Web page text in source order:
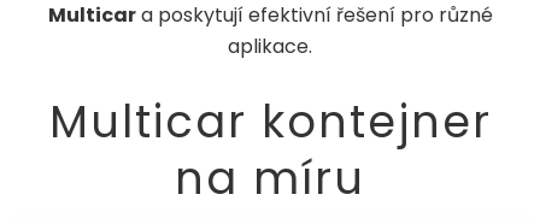
Multicara poskytují efektivní řešení pro různé
aplikace.
Multicar kontejner
na míru